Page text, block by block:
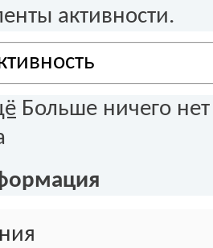
активности.
Больше ничего нет